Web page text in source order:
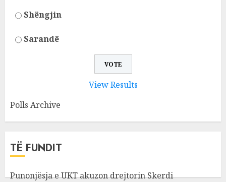
Shëngjin
Sarandë
View Results
Polls Archive
TË FUNDIT
Punonjësja e UKT akuzon drejtorin Skerdi